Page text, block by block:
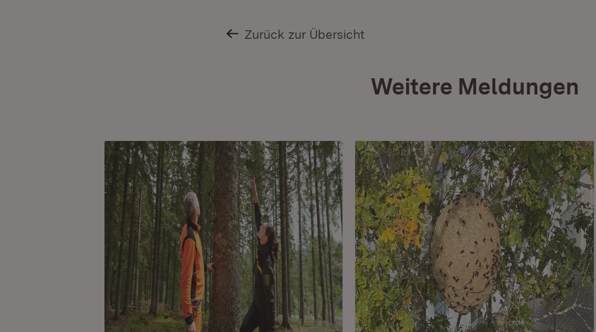
Zurück zur Übersicht
Weitere Meldungen